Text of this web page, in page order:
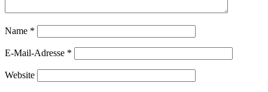
Name *
E-Mail-Adresse *
Website